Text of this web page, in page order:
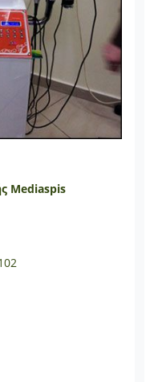
Mediaspis